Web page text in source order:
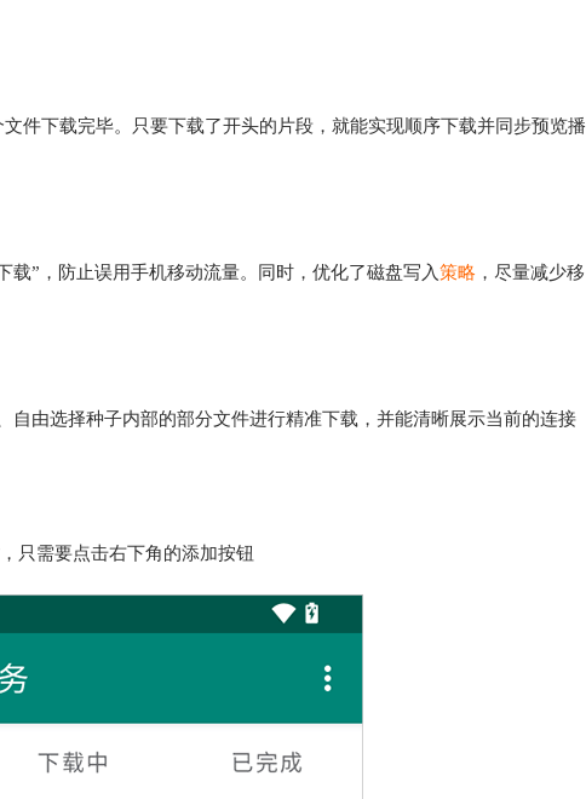
件下载完毕。只要下载了开头的片段，就能实现顺序下载并同步预览播
”，防止误用手机移动流量。同时，优化了磁盘写入策略 ，尽量减少移
由选择种子内部的部分文件进行精准下载，并能清晰展示当前的连接
只需要点击右下角的添加按钮